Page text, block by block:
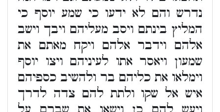
נדרש והם לא ידעו כי שמע יוסף כי
המליץ בינתם ויסב מעליהם ויבך וישב
אלהם וידבר אלהם ויקח מאתם את
שמעון ויאסר אתו לעיניהם ויצו יוסף
וימלאו את כליהם בר ולהשיב כספיהם
איש אל שקו ולתת להם צדה לדרך